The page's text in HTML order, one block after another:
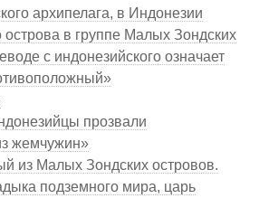
архипелага, в Индонезии
острова в группе Малых Зондских
с индонезийского означает
прозвали
жемчужин»
из Малых Зондских островов.
подземного мира, царь